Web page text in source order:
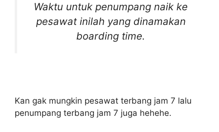
Waktu untuk penumpang naik ke
pesawat inilah yang dinamakan
boarding time.
Kan gak mungkin pesawat terbang jam 7 lalu
penumpang terbang jam 7 juga hehehe.